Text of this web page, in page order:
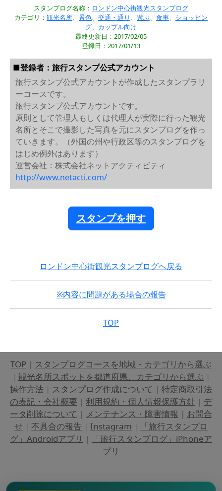
スタンプログ名称： ロンドン中心街観光スタンプログ
カテゴリ： 観光名所 景色 交通・通り 遊ぶ 食事
ショッピン
グ
カップル向け
最終更新日：2017/02/05
登録日：2017/01/13
■登録者：旅行スタンプ公式アカウント
旅行スタンプ公式アカウントが作成したスタンプラリ
ーコースです。
旅行スタンプ公式アカウントです。
原則として管理人もしくは代理人が実際に行った観光
名所とそこで撮影した写真を元にスタンプログを作っ
ていきます。（外国の州や行政区等のスタンプログを
はじめ例外はあります）
運営会社：株式会社ネットアクティビティ
http://www.netacti.com/
スタンプを押す
ロンドン中心街観光スタンプログへ戻る
※内容に問題がある場合の報告
TOP
TOP | スタンプログコースを地域・カテゴリから選ぶ
| 観光名所スポットを都道府県、カテゴリから選ぶ |
操作方法 | スタンプログ作成について | 特定商取引法
の表記・会社概要 | 利用規約・個人情報保護方針 | デ
ータ削除について | メンテナンス・障害情報 | お問合
せ | 不具合の報告 | Instagram |
「旅行スタンプロ
グ」Androidアプリ |
「旅行スタンプログ」iPhoneア
プリ